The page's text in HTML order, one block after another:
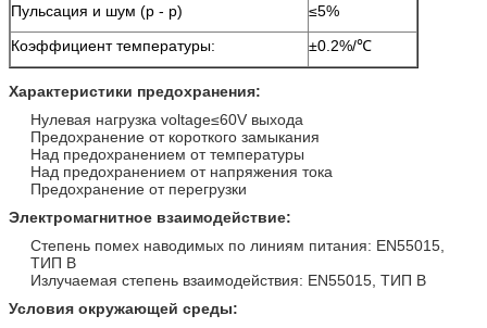
Пульсация и шум (p - p)
≤5%
Коэффициент температуры:
±0.2%/℃
Характеристики предохранения:
Нулевая нагрузка voltage≤60V выхода
Предохранение от короткого замыкания
Над предохранением от температуры
Над предохранением от напряжения тока
Предохранение от перегрузки
Электромагнитное взаимодействие:
Степень помех наводимых по линиям питания: EN55015,
ТИП B
Излучаемая степень взаимодействия: EN55015, ТИП B
Условия окружающей среды: